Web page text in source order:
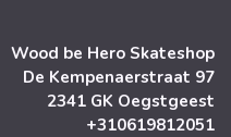
Wood be Hero Skateshop
De Kempenaerstraat 97
2341 GK Oegstgeest
+310619812051